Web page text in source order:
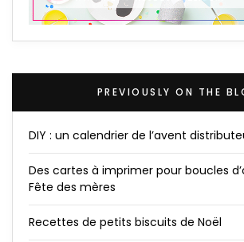
PREVIOUSLY ON THE
DIY : un calendrier de l’avent
Des cartes à imprimer pour boucles
Fête des mères
Recettes de petits biscuits de Noël